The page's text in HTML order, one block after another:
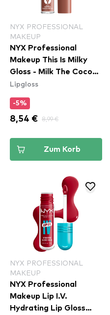
NYX PROFESSIONAL
MAKEUP
NYX Professional
Makeup This Is Milky
Gloss - Milk The Coco
(TIMG20)
Lipgloss
-5%
8,54 € 8,99 €
Zum Korb
NYX PROFESSIONAL
MAKEUP
NYX Professional
Makeup Lip I.V.
Hydrating Lip Gloss